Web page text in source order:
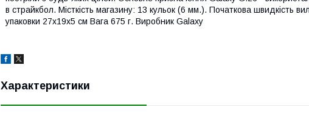
в страйкбол. Місткість магазину: 13 кульок (6 мм.). Початкова швидкість
упаковки 27x19x5 см Вага 675 г. Виробник Galaxy
Характеристики